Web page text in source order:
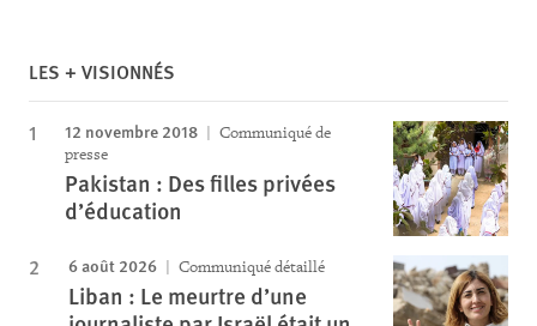
LES + VISIONNÉS
12 novembre 2018
Communiqué de
presse
Pakistan : Des filles privées
d’éducation
6 août 2026 Communiqué détaillé
Liban : Le meurtre d’une